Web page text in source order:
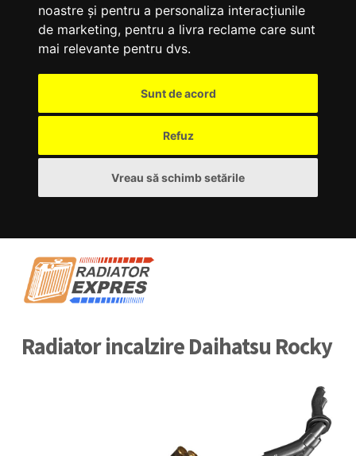
noastre și pentru a personaliza interacțiunile
de marketing, pentru a livra reclame care sunt
mai relevante pentru dvs.
Sunt de acord
Refuz
Vreau să schimb setările
Radiator incalzire Daihatsu Rocky